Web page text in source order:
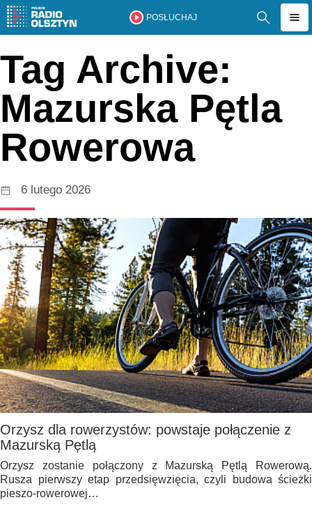
POSŁUCHAJ
Tag Archive:
Mazurska Pętla
Rowerowa
6 lutego 2026
Orzysz dla rowerzystów: powstaje połączenie z
Mazurską Pętlą
Orzysz zostanie połączony z Mazurską Pętlą Rowerową.
Rusza pierwszy etap przedsięwzięcia, czyli budowa ścieżki
pieszo-rowerowej…